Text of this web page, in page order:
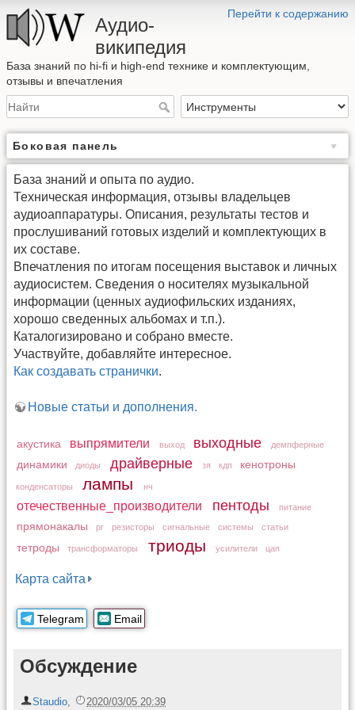
Перейти к содержанию
Аудио-
википедия
База знаний по hi-fi и high-end технике и комплектующим,
отзывы и впечатления
Боковая панель
База знаний и опыта по аудио.
Техническая информация, отзывы владельцев
аудиоаппаратуры. Описания, результаты тестов и
прослушиваний готовых изделий и комплектующих в
их составе.
Впечатления по итогам посещения выставок и личных
аудиосистем. Сведения о носителях музыкальной
информации (ценных аудиофильских изданиях,
хорошо сведенных альбомах и т.п.).
Каталогизировано и собрано вместе.
Участвуйте, добавляйте интересное.
Как создавать странички.
Новые статьи и дополнения.
акустика выпрямители выход выходные демпферные
динамики диоды драйверные зя кдп кенотроны
конденсаторы лампы нч
отечественные_производители пентоды питание
прямонакалы рг резисторы сигнальные системы статьи
тетроды трансформаторы триоды усилители цап
Карта сайта
Telegram Email
Обсуждение
Staudio, 2020/03/05 20:39